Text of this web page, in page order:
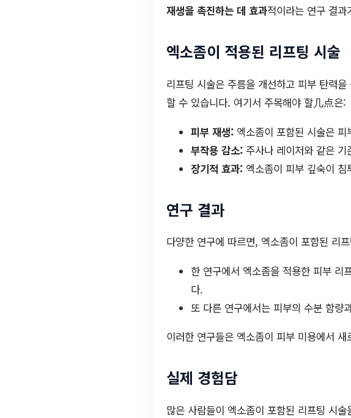
재생을 촉진하는 데 효과적이라는 연구 결
엑소좀이 적용된 리프팅 시술
리프팅 시술은 주름을 개선하고 피부 탄력
할 수 있습니다. 여기서 주목해야 할几点은:
피부 재생: 엑소좀이 포함된 시술은
부작용 감소: 주사나 레이저와 같은
장기적 효과: 엑소좀이 피부 깊숙이
연구 결과
다양한 연구에 따르면, 엑소좀이 포함된 리
한 연구에서 엑소좀을 적용한 피부
다.
또 다른 연구에서는 피부의 수분 함량
이러한 연구들은 엑소좀이 피부 미용에서
실제 경험담
많은 사람들이 엑소좀이 포함된 리프팅 시